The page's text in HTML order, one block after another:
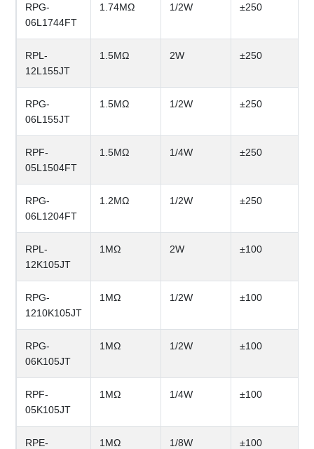
RPG-
06L1744FT
1.74MΩ 1/2W ±250
RPL-
12L155JT
1.5MΩ 2W ±250
RPG-
06L155JT
1.5MΩ 1/2W ±250
RPF-
05L1504FT
1.5MΩ 1/4W ±250
RPG-
06L1204FT
1.2MΩ 1/2W ±250
RPL-
12K105JT
1MΩ 2W ±100
RPG-
1210K105JT
1MΩ 1/2W ±100
RPG-
06K105JT
1MΩ 1/2W ±100
RPF-
05K105JT
1MΩ 1/4W ±100
RPE-
1MΩ 1/8W ±100